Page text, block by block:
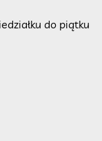
do piątku